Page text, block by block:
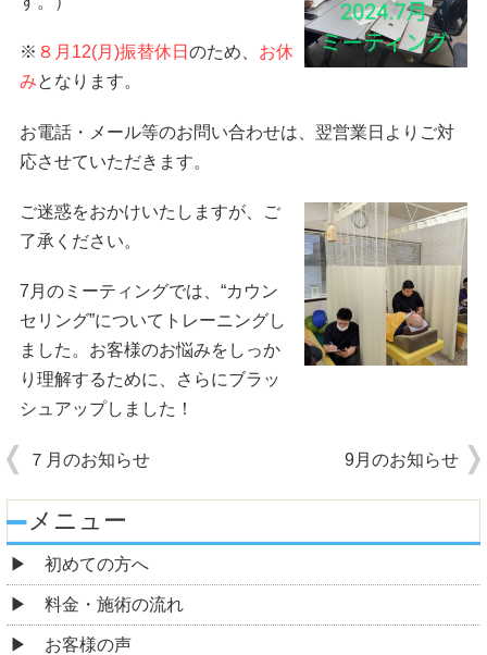
※ ８月12(月)振替休日 のため、 お休
みとなります。
お電話・メール等のお問い合わせは、翌営業日よりご対
応させていただきます。
ご迷惑をおかけいたしますが、ご
了承ください。
7月のミーティングでは、“カウン
セリング”についてトレーニングし
ました。お客様のお悩みをしっか
り理解するために、さらにブラッ
シュアップしました！
７月のお知らせ 9月のお知らせ
メニュー
初めての方へ
料金・施術の流れ
お客様の声